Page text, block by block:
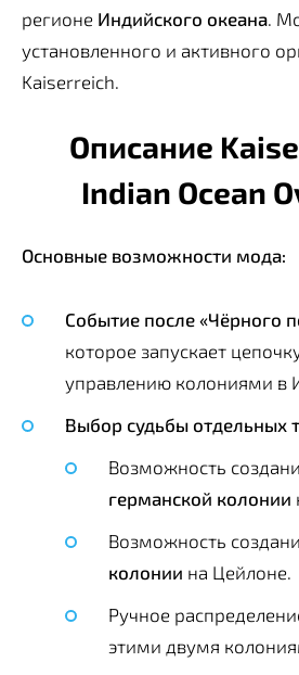
регионе Индийского океана.
установленного и активного
Kaiserreich.
Описание
Indian Ocean
Основные возможности мода:
Событие после «Чёрного
которое запускает
управлению колониями в
Выбор судьбы отдельных
Возможность
германской колонии
Возможность
колонии на Цейлоне.
Ручное
этими двумя